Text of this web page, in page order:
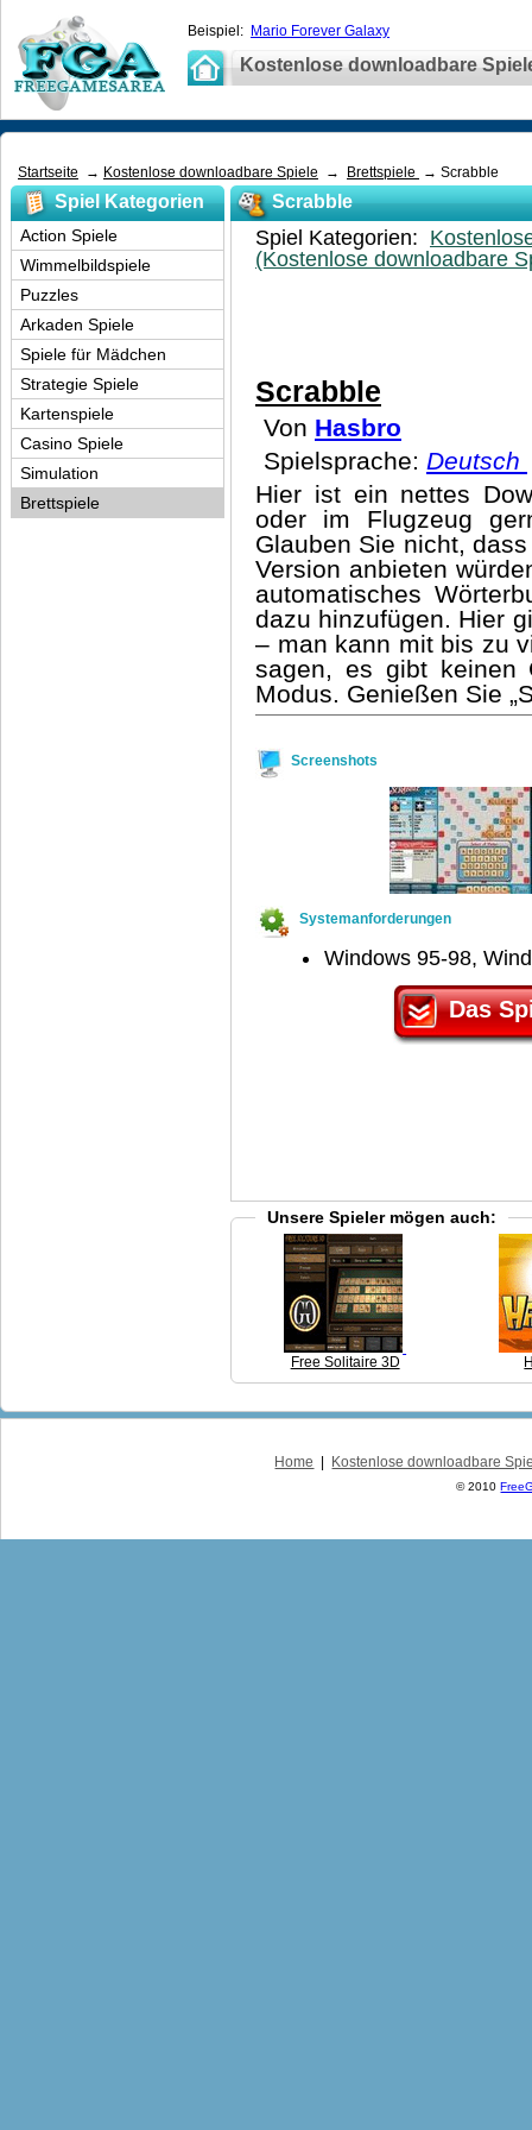
Beispiel: Mario Forever Galaxy
Kostenlose downloadbare
Startseite → Kostenlose downloadbare Spiele → Brettspiele → Scrabble
Scrabble
Spiel Kategorien:
(Kostenlose downloadbare
Scrabble
Von Hasbro
Spielsprache: Deutsch
Hier ist ein nettes
oder im Flugzeug
Glauben Sie nicht,
Version anbieten
automatisches
dazu hinzufügen. Hier
– man kann mit bis zu
sagen, es gibt keinen
Modus. Genießen Sie
Screenshots
Systemanforderungen
Windows 95-98,
Das
Unsere Spieler mögen auch:
Free Solitaire 3D
Spiel Kategorien
Action Spiele
Wimmelbildspiele
Puzzles
Arkaden Spiele
Spiele für Mädchen
Strategie Spiele
Kartenspiele
Casino Spiele
Simulation
Brettspiele
Home Kostenlose downloadbare
© 2010